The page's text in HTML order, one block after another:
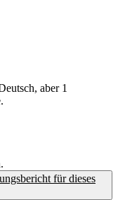
aber 1
für dieses